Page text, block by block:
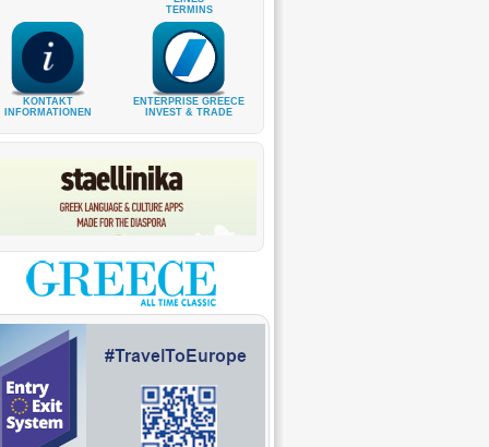
TERMINS
KONTAKT
INFORMATIONEN
ENTERPRISE GREECE
INVEST & TRADE